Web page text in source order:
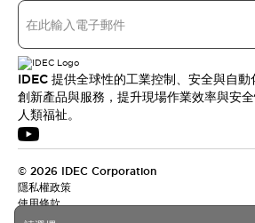
IDEC 提供全球性的工業控制、安全與自
創新產品與服務，提升現場作業效率與安
人類福祉。
© 2026 IDEC Corporation
隱私權政策
使用條款